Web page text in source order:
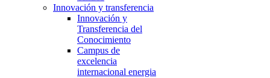
Innovación y transferencia
Innovación y
Transferencia del
Conocimiento
Campus de
excelencia
internacional energia